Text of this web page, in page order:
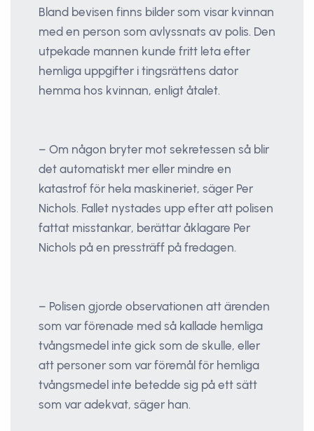
Bland bevisen finns bilder som visar kvinnan
med en person som avlyssnats av polis. Den
utpekade mannen kunde fritt leta efter
hemliga uppgifter i tingsrättens dator
hemma hos kvinnan, enligt åtalet.
– Om någon bryter mot sekretessen så blir
det automatiskt mer eller mindre en
katastrof för hela maskineriet, säger Per
Nichols. Fallet nystades upp efter att polisen
fattat misstankar, berättar åklagare Per
Nichols på en pressträff på fredagen.
– Polisen gjorde observationen att ärenden
som var förenade med så kallade hemliga
tvångsmedel inte gick som de skulle, eller
att personer som var föremål för hemliga
tvångsmedel inte betedde sig på ett sätt
som var adekvat, säger han.